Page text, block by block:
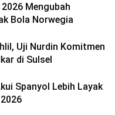
Mengubah
Bola Norwegia
Uji Nurdin Komitmen
di Sulsel
Spanyol Lebih Layak